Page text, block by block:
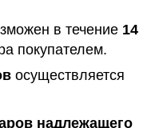
в течение 14
покупателем.
осуществляется
надлежащего